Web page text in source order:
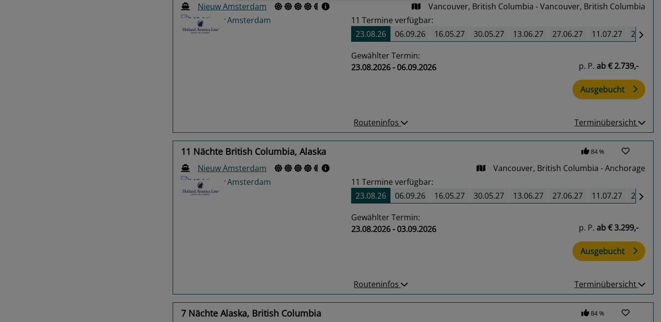
Nieuw Amsterdam Vancouver, British Columbia - Vancouver, British Columbia
11Termine verfügbar:
23.08.26
06.09.26 16.05.27 30.05.27 13.06.27 27.06.27 11.07.27
Gewählter Termin:
23.08.2026 - 06.09.2026
p. P. ab€ 2.739,-
Ausgebucht
Routeninfos Terminübersicht
11 Nächte British Columbia, Alaska 84 %
Nieuw Amsterdam Vancouver, British Columbia - Anchorage
11Termine verfügbar:
23.08.26
06.09.26 16.05.27 30.05.27 13.06.27 27.06.27 11.07.27
Gewählter Termin:
23.08.2026 - 03.09.2026
p. P. ab€ 3.299,-
Ausgebucht
Routeninfos Terminübersicht
7 Nächte Alaska, British Columbia 84 %